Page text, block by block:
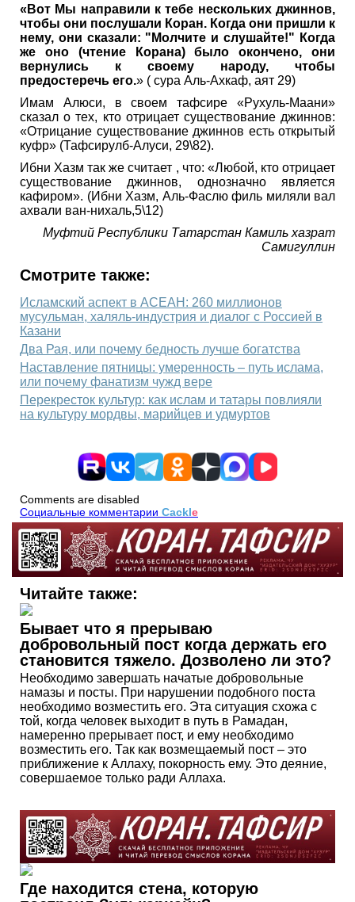
«Вот Мы направили к тебе нескольких джиннов,
чтобы они послушали Коран. Когда они пришли к
нему, они сказали: "Молчите и слушайте!" Когда
же оно (чтение Корана) было окончено, они
вернулись к своему народу, чтобы
предостеречь его.» ( сура Аль-Ахкаф, аят 29)
Имам Алюси, в своем тафсире «Рухуль-Маани»
сказал о тех, кто отрицает существование джиннов:
«Отрицание существование джиннов есть открытый
куфр» (Тафсирулб-Алуси, 29\82).
Ибни Хазм так же считает , что: «Любой, кто отрицает
существование джиннов, однозначно является
кафиром». (Ибни Хазм, Аль-Фаслю филь миляли вал
ахвали ван-нихаль,5\12)
Муфтий Республики Татарстан Камиль хазрат
Самигуллин
Смотрите также:
Исламский аспект в АСЕАН: 260 миллионов
мусульман, халяль-индустрия и диалог с Россией в
Казани
Два Рая, или почему бедность лучше богатства
Наставление пятницы: умеренность – путь ислама,
или почему фанатизм чужд вере
Перекресток культур: как ислам и татары повлияли
на культуру мордвы, марийцев и удмуртов
Comments are disabled
Социальные комментарии Cackle
Читайте также:
Бывает что я прерываю
добровольный пост когда держать его
становится тяжело. Дозволено ли это?
Необходимо завершать начатые добровольные
намазы и посты. При нарушении подобного поста
необходимо возместить его. Эта ситуация схожа с
той, когда человек выходит в путь в Рамадан,
намеренно прерывает пост, и ему необходимо
возместить его. Так как возмещаемый пост – это
приближение к Аллаху, покорность ему. Это деяние,
совершаемое только ради Аллаха.
Где находится стена, которую